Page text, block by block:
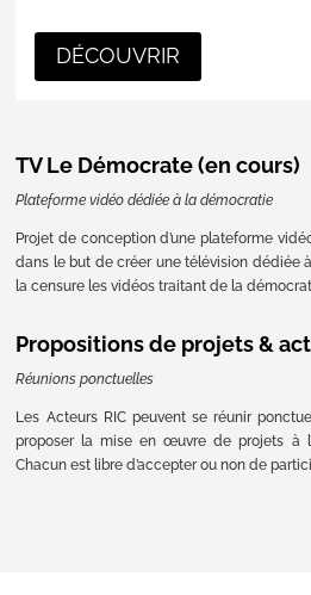
DÉCOUVRIR
TV Le Démocrate (en cours)
Plateforme vidéo dédiée à la démocratie
Projet de conception d’une plateforme
dans le but de créer une télévision dédiée
la censure les vidéos traitant de la
Propositions de projets &
Réunions ponctuelles
Les Acteurs RIC peuvent se réunir
proposer la mise en œuvre de projets à
Chacun est libre d’accepter ou non de